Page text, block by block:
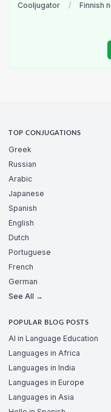
Cooljugator / Finnish
TOP CONJUGATIONS
Greek
Russian
Arabic
Japanese
Spanish
English
Dutch
Portuguese
French
German
See All →
POPULAR BLOG POSTS
AI in Language Education
Languages in Africa
Languages in India
Languages in Europe
Languages in Asia